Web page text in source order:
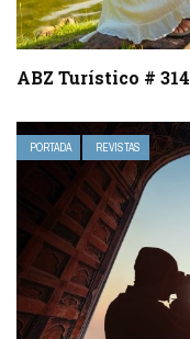
ABZ Turístico # 314
PORTADA REVISTAS